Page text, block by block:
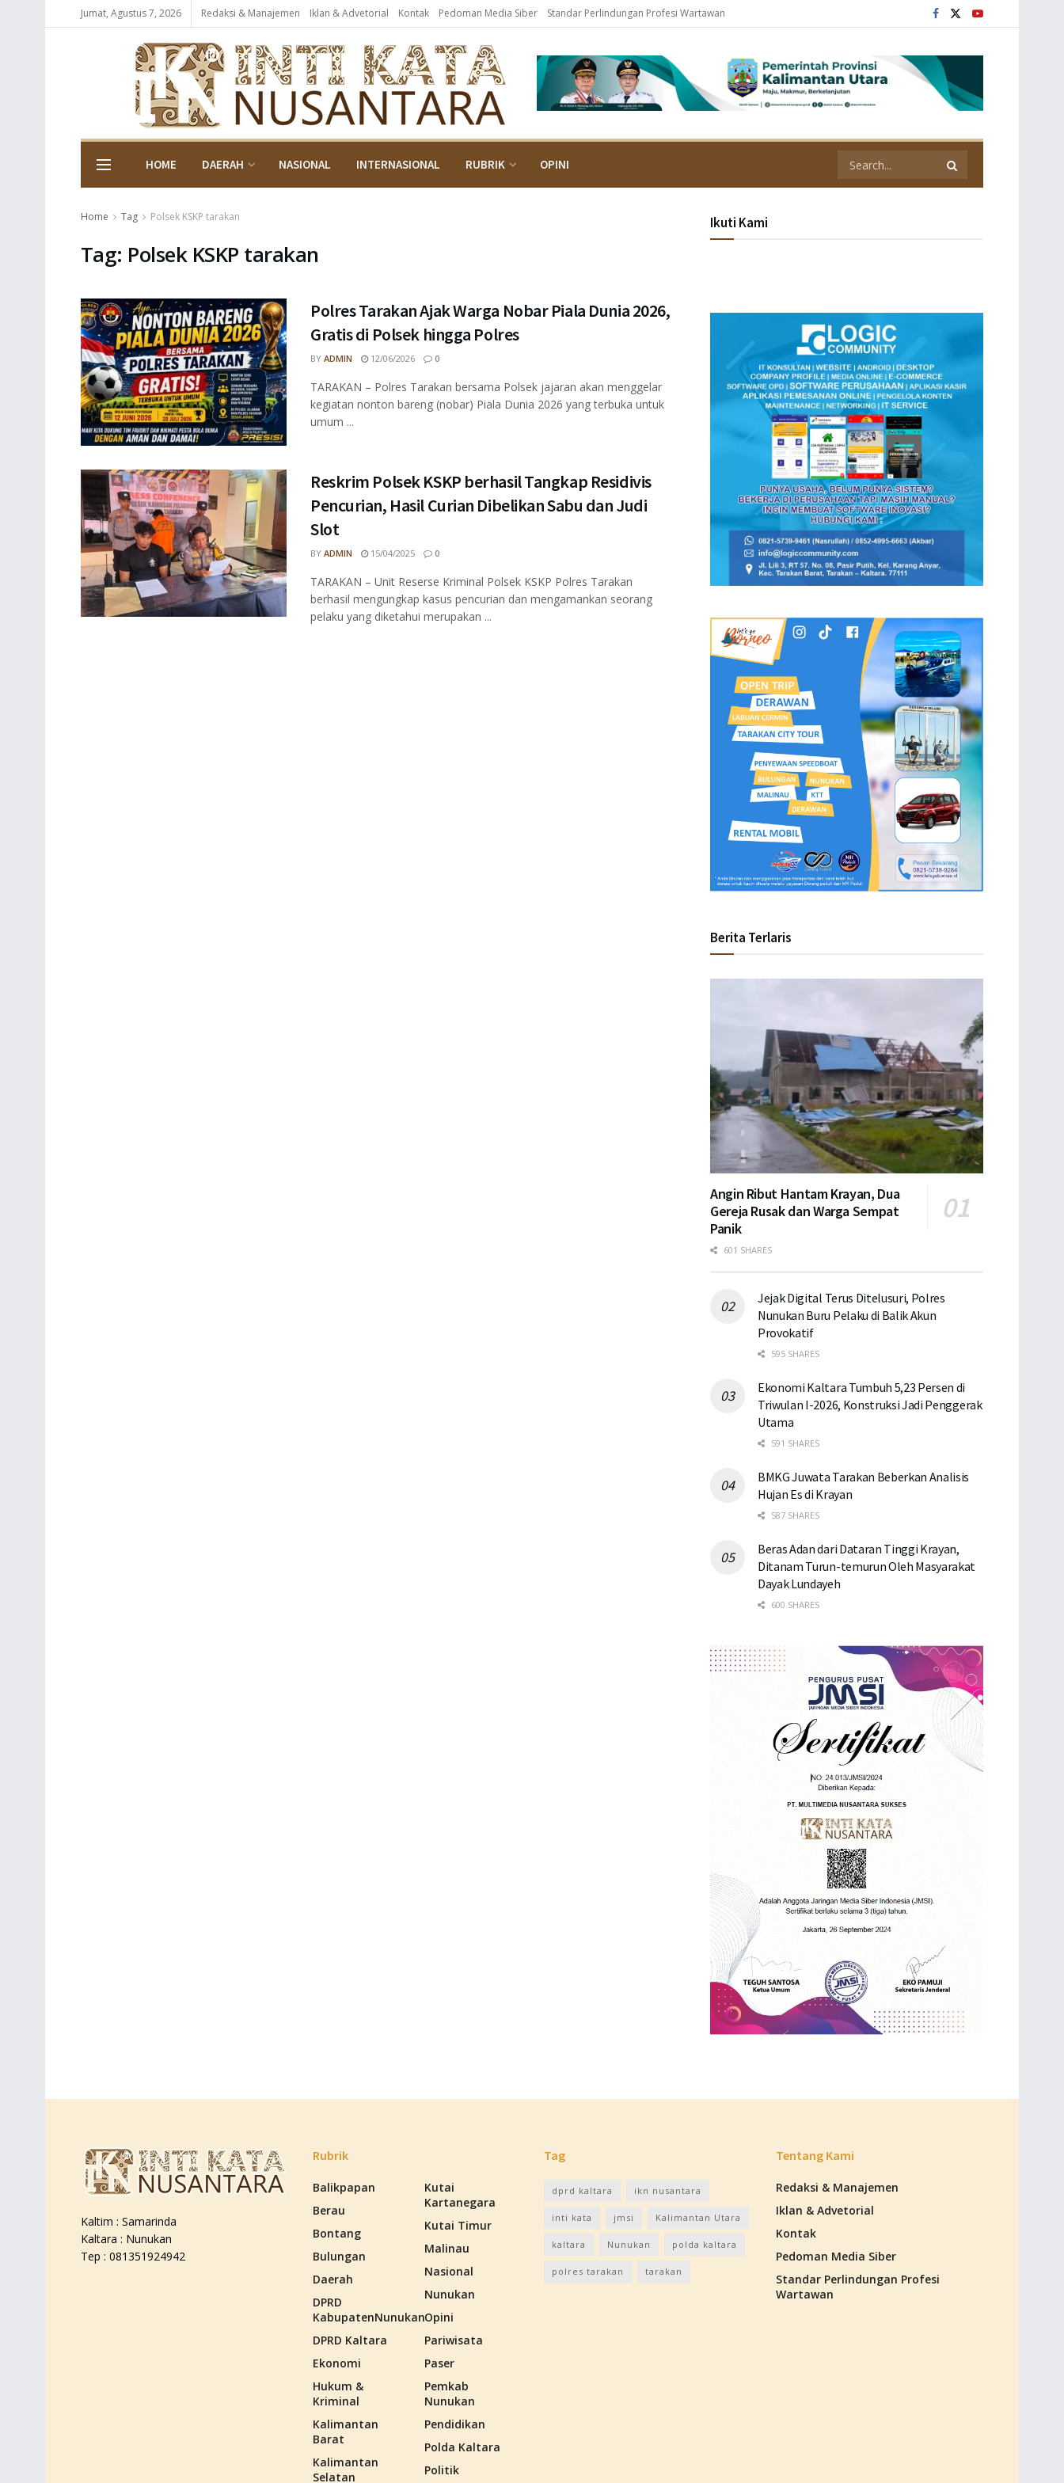
Jumat, Agustus 7, 2026 Redaksi & Manajemen Iklan & Advetorial Kontak Pedoman Media Siber Standar Perlindungan Profesi Wartawan
HOME DAERAH NASIONAL INTERNASIONAL RUBRIK OPINI
Home Tag Polsek KSKP tarakan
Tag: Polsek KSKP tarakan
Polres Tarakan Ajak Warga Nobar Piala Dunia 2026,
Gratis di Polsek hingga Polres
BY ADMIN 12/06/2026 0
TARAKAN – Polres Tarakan bersama Polsek jajaran akan menggelar
kegiatan nonton bareng (nobar) Piala Dunia 2026 yang terbuka untuk
umum ...
Reskrim Polsek KSKP berhasil Tangkap Residivis
Pencurian, Hasil Curian Dibelikan Sabu dan Judi
Slot
BY ADMIN 15/04/2025 0
TARAKAN – Unit Reserse Kriminal Polsek KSKP Polres Tarakan
berhasil mengungkap kasus pencurian dan mengamankan seorang
pelaku yang diketahui merupakan ...
Ikuti Kami
Berita Terlaris
Angin Ribut Hantam Krayan, Dua
Gereja Rusak dan Warga Sempat
Panik
601 SHARES
Jejak Digital Terus Ditelusuri, Polres
Nunukan Buru Pelaku di Balik Akun
Provokatif
595 SHARES
Ekonomi Kaltara Tumbuh 5,23 Persen di
Triwulan I-2026, Konstruksi Jadi Penggerak
Utama
591 SHARES
BMKG Juwata Tarakan Beberkan Analisis
Hujan Es di Krayan
587 SHARES
Beras Adan dari Dataran Tinggi Krayan,
Ditanam Turun-temurun Oleh Masyarakat
Dayak Lundayeh
600 SHARES
Kaltim : Samarinda
Kaltara : Nunukan
Tep : 081351924942
Rubrik
Balikpapan
Berau
Bontang
Bulungan
Daerah
DPRD
KabupatenNunukan
DPRD Kaltara
Ekonomi
Hukum &
Kriminal
Kalimantan
Barat
Kalimantan
Selatan
Kutai
Kartanegara
Kutai Timur
Malinau
Nasional
Nunukan
Opini
Pariwisata
Paser
Pemkab
Nunukan
Pendidikan
Polda Kaltara
Politik
Tag
dprd kaltara ikn nusantara
inti kata jmsi Kalimantan Utara
kaltara Nunukan polda kaltara
polres tarakan tarakan
Tentang Kami
Redaksi & Manajemen
Iklan & Advetorial
Kontak
Pedoman Media Siber
Standar Perlindungan Profesi
Wartawan